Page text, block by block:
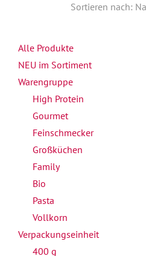
Sortieren nach:
Alle Produkte
NEU im Sortiment
Warengruppe
High Protein
Gourmet
Feinschmecker
Großküchen
Family
Bio
Pasta
Vollkorn
Verpackungseinheit
400 g